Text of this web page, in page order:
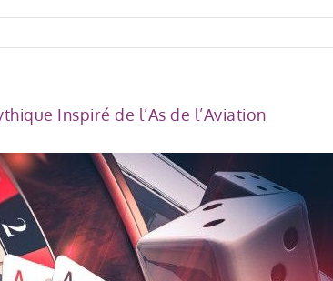
Inspiré de l’As de l’Aviation